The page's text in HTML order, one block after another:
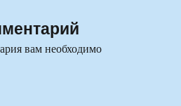
вам необходимо